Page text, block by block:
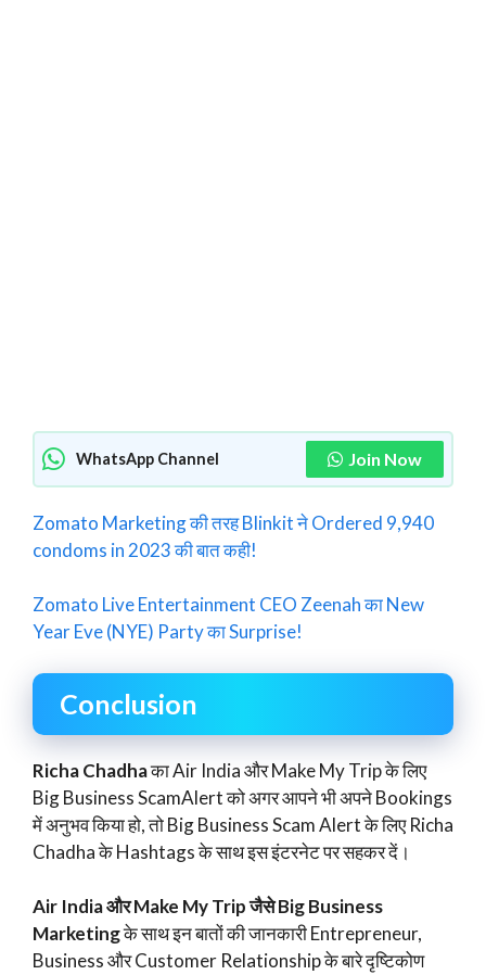
WhatsApp Channel Join Now
Zomato Marketing की तरह Blinkit ने Ordered 9,940
condoms in 2023 की बात कही!
Zomato Live Entertainment CEO Zeenah का New
Year Eve (NYE) Party का Surprise!
Conclusion
Richa Chadhaका Air India और Make My Trip के लिए
Big Business ScamAlert को अगर आपने भी अपने Bookings
में अनुभव किया हो, तो Big Business Scam Alert के लिए Richa
Chadha के Hashtags के साथ इस इंटरनेट पर सहकर दें।
Air India और Make My Trip जैसे Big Business
Marketingके साथ इन बातों की जानकारी Entrepreneur,
Business और Customer Relationship के बारे दृष्टिकोण